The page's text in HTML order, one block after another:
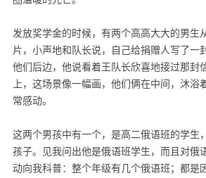
发放奖学金的时候，有两个高高大大的男生
片，小声地和队长说，自己给捐赠人写了一
他们后边，他说看着王队长欣喜地接过那封
上，这场景像一幅画，他们俩在中间，沐浴
常感动。
这两个男孩中有一个，是高二俄语班的学生
孩子。见我问出他是俄语班学生，而且对俄
动向我科普：整个年级有几个俄语班；都是